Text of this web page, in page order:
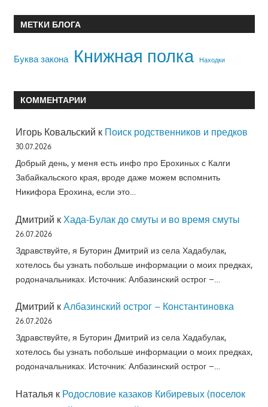
МЕТКИ БЛОГА
Буква закона Книжная полка Находки
КОММЕНТАРИИ
Игорь Ковальский к Поиск родственников и предков
30.07.2026
Добрый день, у меня есть инфо про Ерохиных с Калги
Забайкальского края, вроде даже можем вспомнить
Никифора Ерохина, если это…
Дмитрий к Хада-Булак до смуты и во время смуты
26.07.2026
Здравствуйте, я Буторин Дмитрий из села Хадабулак,
хотелось бы узнать побольше информации о моих предках,
родоначальниках. Источник: Албазинский острог –…
Дмитрий к Албазинский острог – Константиновка
26.07.2026
Здравствуйте, я Буторин Дмитрий из села Хадабулак,
хотелось бы узнать побольше информации о моих предках,
родоначальниках. Источник: Албазинский острог –…
Наталья к Родословие казаков Кибиревых (поселок